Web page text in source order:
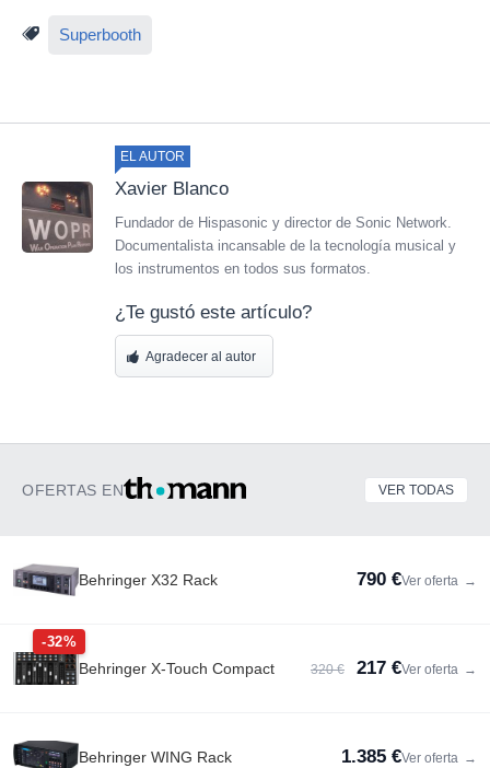
Superbooth
EL AUTOR
Xavier Blanco
Fundador de Hispasonic y director de Sonic Network.
Documentalista incansable de la tecnología musical y
los instrumentos en todos sus formatos.
¿Te gustó este artículo?
Agradecer al autor
OFERTAS EN VER TODAS
Behringer X32 Rack 790 €Ver oferta →
-32%
Behringer X-Touch Compact 320 € 217 €Ver oferta →
Behringer WING Rack 1.385 €Ver oferta →